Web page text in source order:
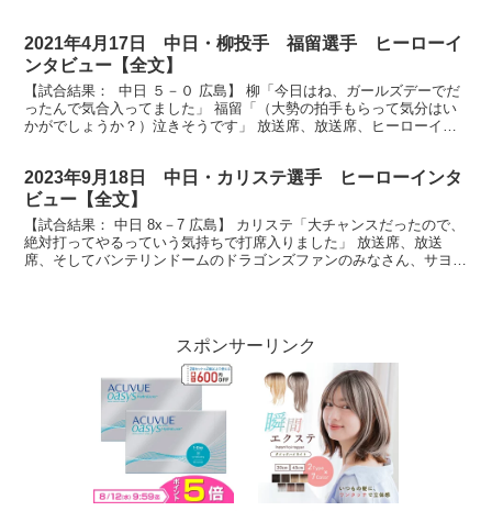
2021年4月17日 中日・柳投手 福留選手 ヒーローイ
ンタビュー【全文】
【試合結果： 中日 ５－０ 広島】 柳「今日はね、ガールズデーでだ
ったんで気合入ってました」 福留「（大勢の拍手もらって気分はい
かがでしょうか？）泣きそうです」 放送席、放送席、ヒーローイン
2023年9月18日 中日・カリステ選手 ヒーローインタ
ビュー【全文】
【試合結果： 中日 8x－7 広島】 カリステ「大チャンスだったので、
絶対打ってやるっていう気持ちで打席入りました」 放送席、放送
席、そしてバンテリンドームのドラゴンズファンのみなさん、サヨナ
スポンサーリンク